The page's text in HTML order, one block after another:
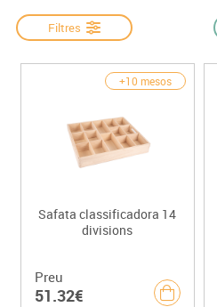
Filtres
+10 mesos
Safata classificadora 14
divisions
Preu
51.32€